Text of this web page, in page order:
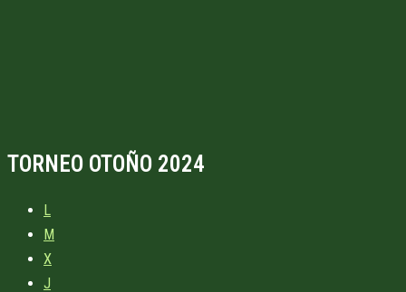
TORNEO OTOÑO 2024
L
M
X
J